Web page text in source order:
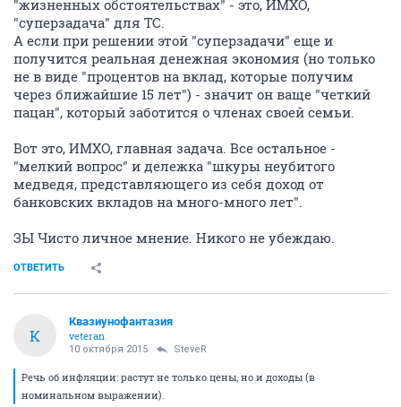
"жизненных обстоятельствах" - это, ИМХО,
"суперзадача" для ТС.
А если при решении этой "суперзадачи" еще и
получится реальная денежная экономия (но только
не в виде "процентов на вклад, которые получим
через ближайшие 15 лет") - значит он ваще "четкий
пацан", который заботится о членах своей семьи.
Вот это, ИМХО, главная задача. Все остальное -
"мелкий вопрос" и дележка "шкуры неубитого
медведя, представляющего из себя доход от
банковских вкладов на много-много лет".
ЗЫ Чисто личное мнение. Никого не убеждаю.
ОТВЕТИТЬ
К
Квазиунофантазия
veteran
10 октября 2015 SteveR
Речь об инфляции: растут не только цены, но и доходы (в
номинальном выражении).